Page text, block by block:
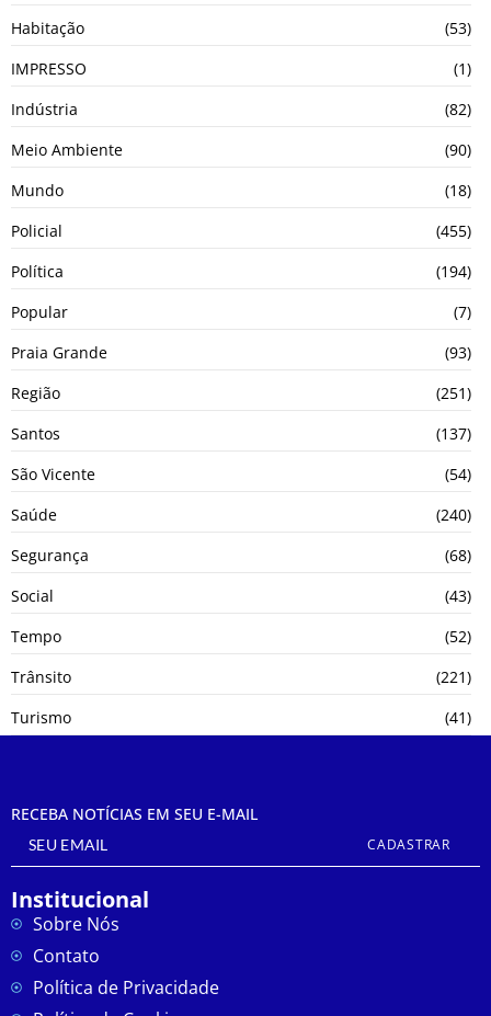
Habitação
(53)
IMPRESSO
(1)
Indústria
(82)
Meio Ambiente
(90)
Mundo
(18)
Policial
(455)
Política
(194)
Popular
(7)
Praia Grande
(93)
Região
(251)
Santos
(137)
São Vicente
(54)
Saúde
(240)
Segurança
(68)
Social
(43)
Tempo
(52)
Trânsito
(221)
Turismo
(41)
RECEBA NOTÍCIAS EM SEU E-MAIL
CADASTRAR
Institucional
Sobre Nós
Contato
Política de Privacidade